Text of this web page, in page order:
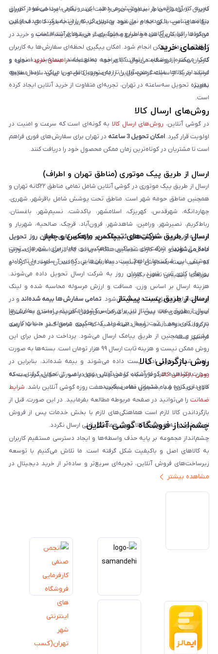
تجربه کاربری واقعی را نیز پوشش می‌دهد. این رویکرد باعث می‌شود کاربران
بتوانند متناسب با بودجه و نیاز خود بهترین گزینه را انتخاب کنند. هدف از این
محتواها، افزایش آگاهی مخاطبان و جلوگیری از خریدهای اشتباه است.
کاربران با آرامش خاطر سفارش خود را ثبت کنند. تمامی پرداخت‌ها از طریق
درگاه‌های امن بانکی انجام می‌شود و اطلاعات کاربران به‌طور کامل محافظت
می‌گردد. رابط کاربری ساده و سریع سایت باعث می‌شود فرآیند انتخاب و خرید در
کوتاه‌ترین زمان ممکن انجام شود. امکان پیگیری لحظه‌ای سفارش‌ها به کاربران
کمک می‌کند از وضعیت ارسال کالای خود مطلع باشند. بسته‌بندی اصولی و
استاندارد کالاها، سلامت محصول را تا زمان تحویل تضمین می‌کند. ارسال سریع،
به‌ویژه تحویل سه‌ساعته در تهران، تجربه‌ای متفاوت از خرید آنلاین ایجاد کرده
است.
راهنمای خرید
کاربران محترم فروشگاه می‌توانند با مراجعه به صفحه «راهنمای خرید»، نحوه و
فرایند خرید از سایت گوشی آنلاین را به‌صورت کامل و با زبانی ساده مطالعه
نمایند.
روش‌های ارسال کالا
در گوشی آنلاین، روش‌های ارسال کالا به گونه‌ای است که سرعت و امنیت در
اولویت قرار گیرد. امکان تحویل 3 ساعته
در تهران برای سفارش‌های فوری فراهم
است تا مشتریان در کوتاه‌ترین زمان ممکن محصول خود را دریافت کنند.
ارسال از طریق پیک موتوری (مناطق تهران و اطراف)
ارسال از طریق پیک موتوری در گوشی آنلاین شامل تمامی مناطق ۲۲گانه تهران و
همچنین مناطق حومه شهر است. مناطق تحت پوشش شامل باقرشهر، شهرری،
چهاردانگه، شهرقدس، کهریزک، اسلامشهر، پاکدشت، نسیم‌شهر، باغستان،
رباط‌کریم، نصیرشهر، ورامین، شاهدشهر، فرون‌آباد، قرچک، صالحیه، شهریار و
اندیشه می‌شود. سفارش‌های ثبت‌شده در روزهای کاری همان روز تحویل
داده می‌شوندو ارائه کارت شناسایی هنگام دریافت کالا الزامی است. در صورتی
که پلمپ بسته مخدوش یا آسیب دیده باشد، از دریافت آن خودداری کرده و
سریعاً با پشتیبانی تماس بگیرید.
ارسال از طریق شرکت‌های تیپاکس، ماهکس و چاپار
ارسال از طریق شرکت‌های تیپاکس، ماهکس و چاپار برای شهرهای تحت
پوشش این شرکت‌ها فراهم است. سفارش‌هایی که بین ساعت ۱۰ تا ۱۵ در
روزهای کاری ثبت شوند، همان روز به شرکت ارسال تحویل داده می‌شوند.
هزینه ارسال بر اساس وزن، مسافت و ارزش مرسوله محاسبه شده و لینک
پرداخت برای تحویل‌گیرنده ارسال می‌شود. تمامی سفارش‌ها بیمه شده‌اند و در
صورت مفقودی کالا، پس از تایید شرکت حمل‌ونقل، هزینه پرداختی به مشتری
بازگردانده خواهد شد. توجه داشته باشید که بیمه شامل کسر ۱۰ تا ۱۵ درصد
فرانشیز است.
ارسال از طریق پست پیشتاز
ارسال از طریق پست پیشتاز نیز برای سراسر کشور امکان‌پذیر است و سفارش‌ها
در روز کاری بعد از ثبت، ارسال می‌شوند. کد رهگیری مرسوله در حساب کاربری
مشتری و همچنین از طریق پیامک ارسال می‌شود. پرداخت در محل برای این
روش ممکن نیست و هزینه ثابت ارسال ۹۹ هزار تومان است. بسته‌ها به صورت
پلمپ شده تحویل اداره پست داده می‌شوند و بیمه شده‌اند، بنابراین در
صورت مشاهده هرگونه آسیب یا مخدوش بودن پلمپ، از تحویل گرفتن بسته
خودداری کرده و با پشتیبانی تماس بگیرید.
روش بازگردانی کالا
روش بازگردانی کالادر فروشگاه گوشی آنلاین تنها در صورتی امکان‌پذیر است که
کالای خریداری شده مشمول مفاد ضمانت هفت روزه گوشی آنلاین باشد. شرایط
ضمانت را می‌توانید در صفحه مربوطه مطالعه بفرمایید. در این صورت، قبل از
بازگرداندن کالا لازم است هماهنگی‌های لازم با بخش خدمات پس از فروش
انجام شود و به هیچ‌وجه کالا بدون هماهنگی قبلی ارسال نگردد.
چشم‌انداز فروشگاه گوشی آنلاین
چشم‌انداز مجموعه بر پایه حذف واسطه‌ها و ایجاد دسترسی مستقیم کاربران
به کالاهای اصل و باکیفیت شکل گرفته است. ما تلاش می‌کنیم با توسعه
زیرساخت‌های فروش آنلاین، تجربه‌ای سریع‌تر و ساده‌تر از خرید دیجیتال در
ایران ارائه دهیم. تبدیل‌شدن به مرجعی قابل اعتماد برای خرید کالای دیجیتال،
سمت تحقق این چشم‌انداز حرکت می‌کند.
مشاهده بیشتر